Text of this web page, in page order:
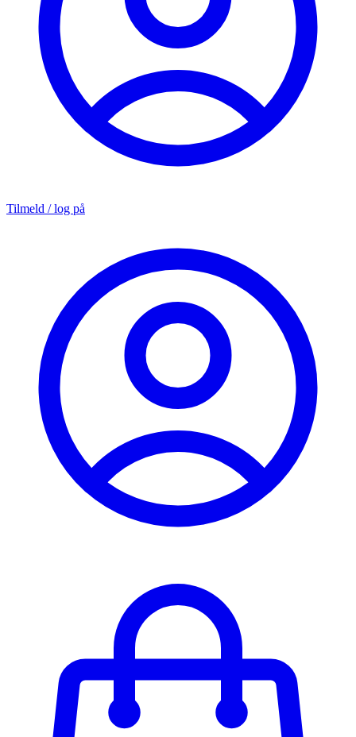
Tilmeld / log på